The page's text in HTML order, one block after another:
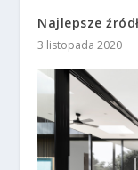
Najlepsze
3 listopada 2020